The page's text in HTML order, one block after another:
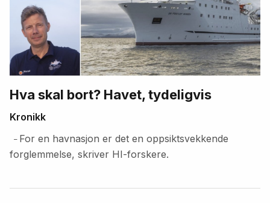
Hva skal bort? Havet, tydeligvis
Kronikk
– For en havnasjon er det en oppsiktsvekkende
forglemmelse, skriver HI-forskere.